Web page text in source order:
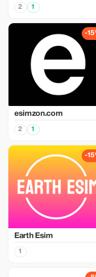
2 1
-
esimzon.com
2 1
-
Earth Esim
1